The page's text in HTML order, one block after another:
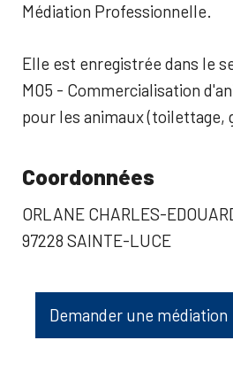
Médiation Professionnelle.
Elle est enregistrée dans le
M05 - Commercialisation
pour les animaux (toilettage,
Coordonnées
ORLANE CHARLES-
97228 SAINTE-LUCE
Demander une médiation